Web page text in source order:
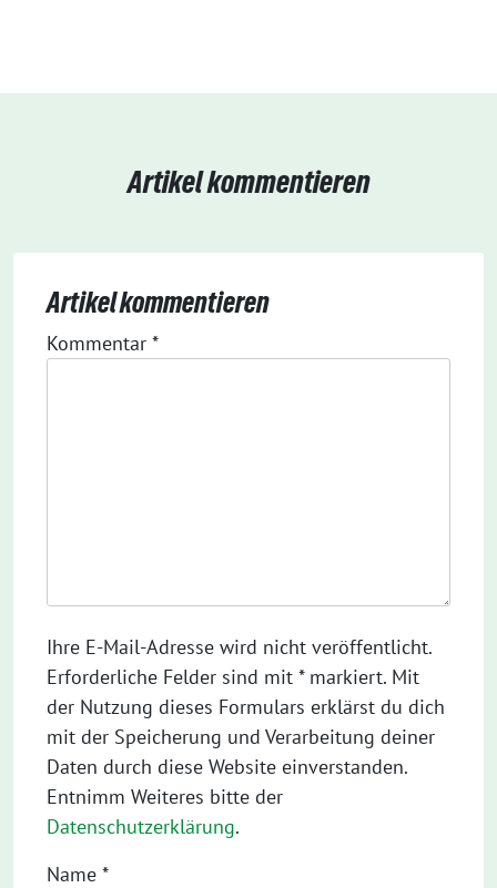
Artikel kommentieren
Artikel kommentieren
Kommentar *
Ihre E-Mail-Adresse wird nicht veröffentlicht.
Erforderliche Felder sind mit * markiert. Mit
der Nutzung dieses Formulars erklärst du dich
mit der Speicherung und Verarbeitung deiner
Daten durch diese Website einverstanden.
Entnimm Weiteres bitte der
Datenschutzerklärung.
Name *